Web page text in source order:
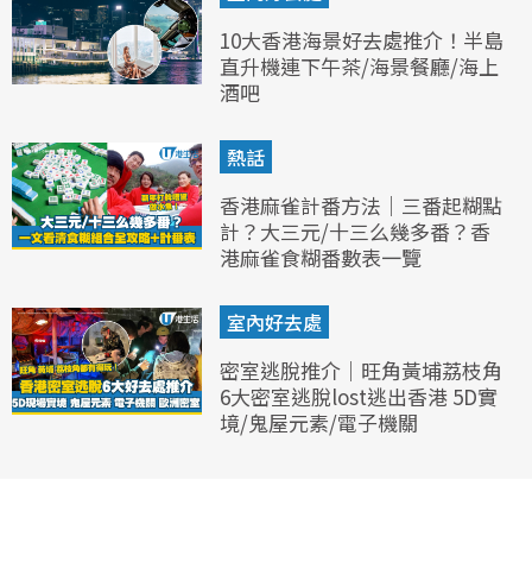
10大香港海景好去處推介！半島
直升機連下午茶/海景餐廳/海上
酒吧
熱話
香港麻雀計番方法｜三番起糊點
計？大三元/十三么幾多番？香
港麻雀食糊番數表一覽
室內好去處
密室逃脫推介｜旺角黃埔荔枝角
6大密室逃脫lost逃出香港 5D實
境/鬼屋元素/電子機關